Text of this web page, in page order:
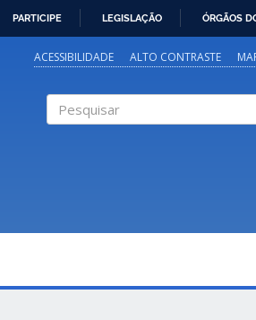
PARTICIPE LEGISLAÇÃO ÓRGÃOS
ACESSIBILIDADE ALTO CONTRASTE